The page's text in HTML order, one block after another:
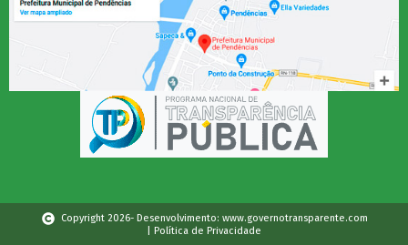
Copyright 2026- Desenvolvimento: www.governotransparente.com
| Política de Privacidade